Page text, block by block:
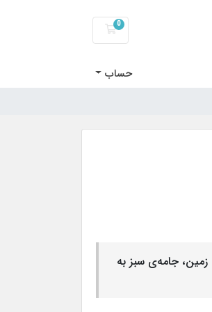
0
حساب
زمین، جامه‌ی سبز به